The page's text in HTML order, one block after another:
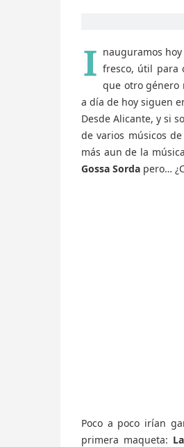
I nauguramos
fresco, útil para
que otro género
a día de hoy siguen
Desde Alicante, y si
de varios músicos
más aun de la
Gossa Sorda pero…
Poco a poco irían
primera maqueta: